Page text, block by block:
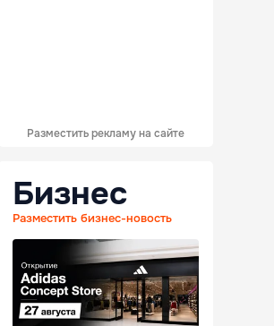
Разместить рекламу на сайте
Бизнес
Разместить бизнес-новость